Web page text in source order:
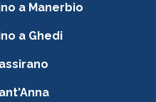
a Manerbio
a Ghedi